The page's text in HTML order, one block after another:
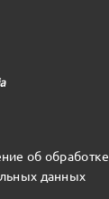
об обработке
данных